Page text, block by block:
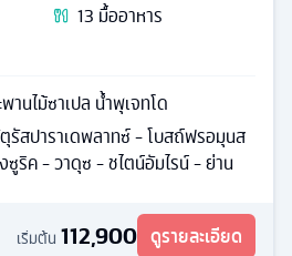
13 มื้ออาหาร
นไม้ซาเปล น้ำพุเจทโด
รัสปาราเดพลาทซ์ - โบสถ์ฟรอมุนส
ซูริค - วาดุซ - ชไตน์อัมไรน์ - ย่าน
เริ่มต้น 112,900 ดูรายละเอียด